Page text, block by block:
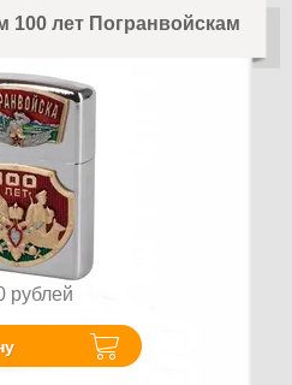
100 лет Погранвойскам
рублей